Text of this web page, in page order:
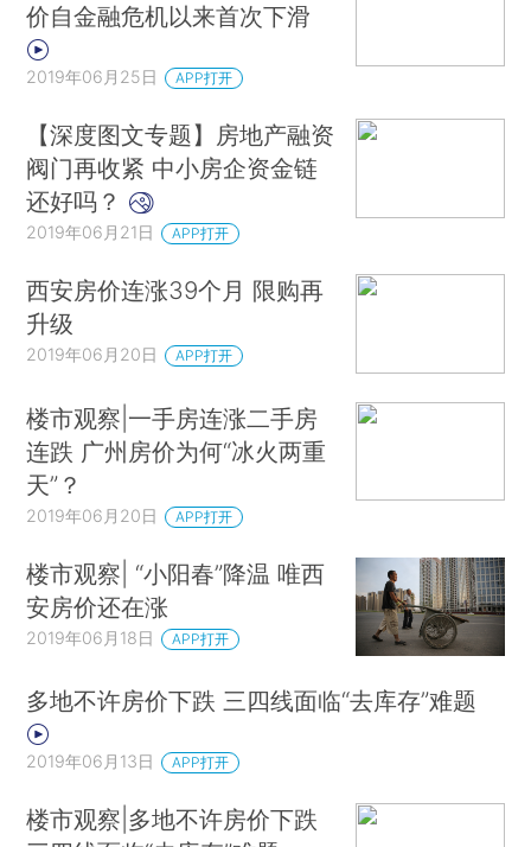
价自金融危机以来首次下滑
2019年06月25日 APP打开
【深度图文专题】房地产融资
阀门再收紧 中小房企资金链
还好吗？
2019年06月21日 APP打开
西安房价连涨39个月 限购再
升级
2019年06月20日 APP打开
楼市观察|一手房连涨二手房
连跌 广州房价为何“冰火两重
天”？
2019年06月20日 APP打开
楼市观察| “小阳春”降温 唯西
安房价还在涨
2019年06月18日 APP打开
多地不许房价下跌 三四线面临“去库存”难题
2019年06月13日 APP打开
楼市观察|多地不许房价下跌